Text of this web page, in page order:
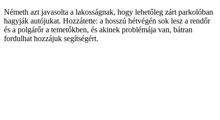
Németh azt javasolta a lakosságnak, hogy lehetőleg zárt parkolóban
hagyják autójukat. Hozzátette: a hosszú hétvégén sok lesz a rendőr
és a polgárőr a temetőkben, és akinek problémája van, bátran
fordulhat hozzájuk segítségért.